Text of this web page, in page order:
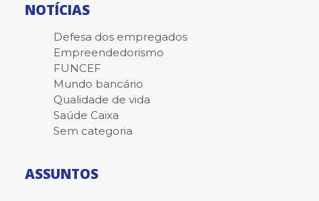
NOTÍCIAS
Defesa dos empregados
Empreendedorismo
FUNCEF
Mundo bancário
Qualidade de vida
Saúde Caixa
Sem categoria
ASSUNTOS